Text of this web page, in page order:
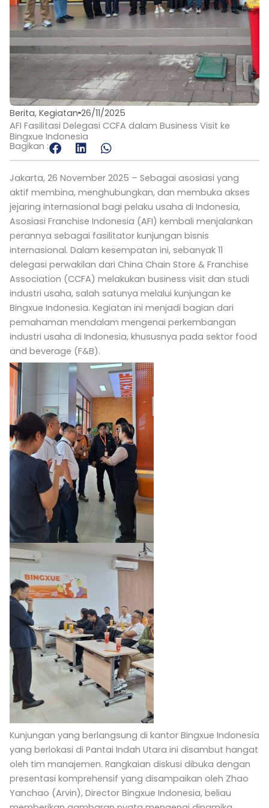
Berita, Kegiatan 26/11/2025
AFI Fasilitasi Delegasi CCFA dalam Business Visit ke
Bingxue Indonesia
Bagikan :
Jakarta, 26 November 2025 – Sebagai asosiasi yang
aktif membina, menghubungkan, dan membuka akses
jejaring internasional bagi pelaku usaha di Indonesia,
Asosiasi Franchise Indonesia (AFI) kembali menjalankan
perannya sebagai fasilitator kunjungan bisnis
internasional. Dalam kesempatan ini, sebanyak 11
delegasi perwakilan dari China Chain Store & Franchise
Association (CCFA) melakukan business visit dan studi
industri usaha, salah satunya melalui kunjungan ke
Bingxue Indonesia. Kegiatan ini menjadi bagian dari
pemahaman mendalam mengenai perkembangan
industri usaha di Indonesia, khususnya pada sektor food
and beverage (F&B).
Kunjungan yang berlangsung di kantor Bingxue Indonesia
yang berlokasi di Pantai Indah Utara ini disambut hangat
oleh tim manajemen. Rangkaian diskusi dibuka dengan
presentasi komprehensif yang disampaikan oleh Zhao
Yanchao (Arvin), Director Bingxue Indonesia, beliau